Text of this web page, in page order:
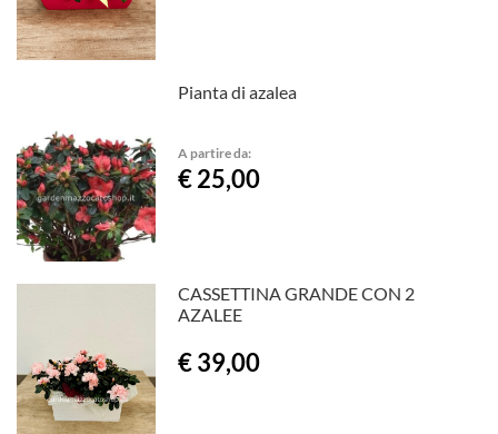
Pianta di azalea
A partire da:
€ 25,00
CASSETTINA GRANDE CON 2
AZALEE
€ 39,00